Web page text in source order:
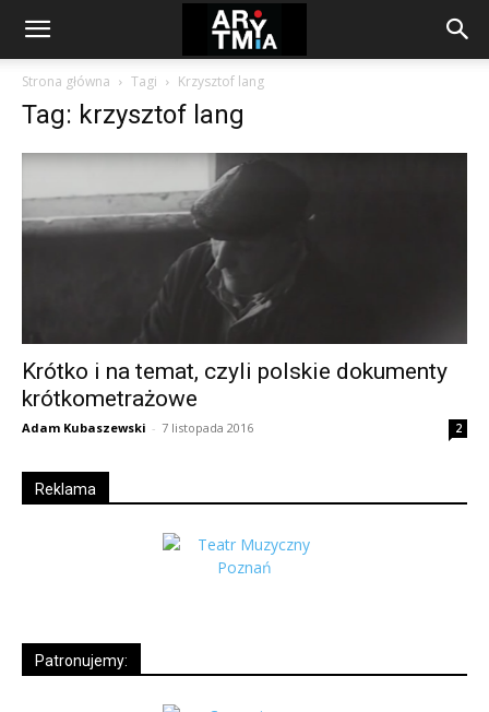
arytmia.eu
Strona główna Tagi Krzysztof lang
Tag: krzysztof lang
Krótko i na temat, czyli polskie dokumenty
krótkometrażowe
Adam Kubaszewski - 7 listopada 2016 2
Reklama
Patronujemy: